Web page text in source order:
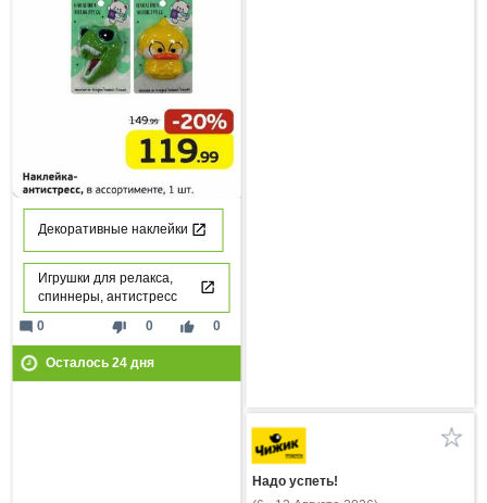
Декоративные наклейки
Игрушки для релакса,
спиннеры, антистресс
thumb_down 0 thumb_up 0
mode_comment 0
Осталось 24дня
Надо успеть!